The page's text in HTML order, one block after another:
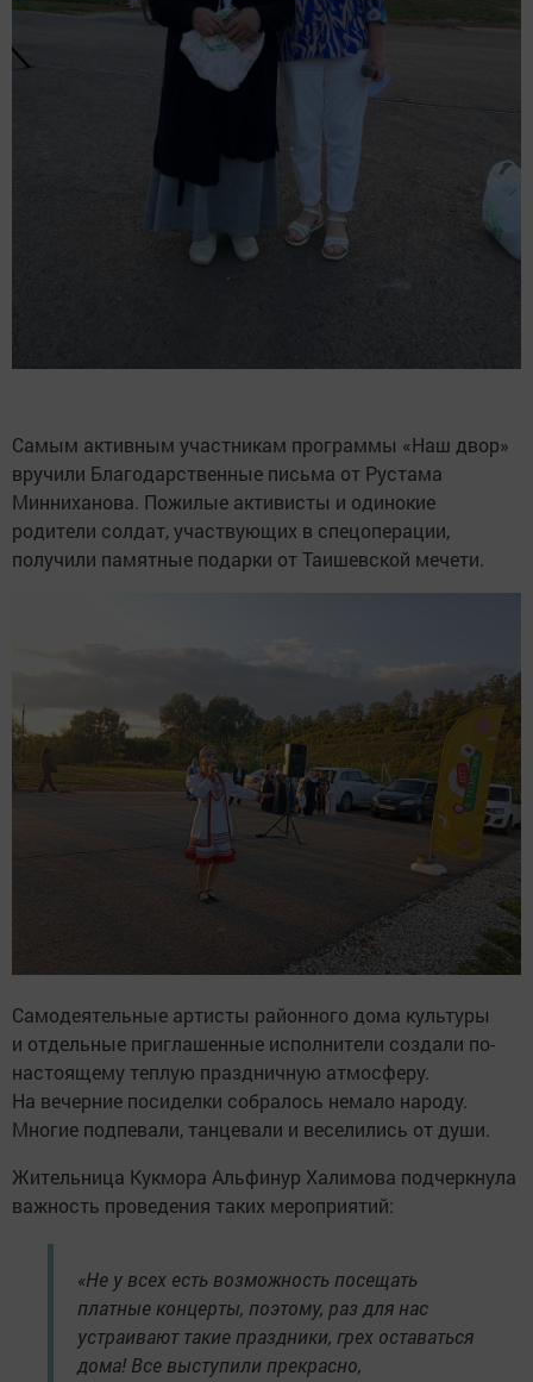
Самым активным участникам программы «Наш двор»
вручили Благодарственные письма от Рустама
Минниханова. Пожилые активисты и одинокие
родители солдат, участвующих в спецоперации,
получили памятные подарки от Таишевской мечети.
Самодеятельные артисты районного дома культуры
и отдельные приглашенные исполнители создали по-
настоящему теплую праздничную атмосферу.
На вечерние посиделки собралось немало народу.
Многие подпевали, танцевали и веселились от души.
Жительница Кукмора Альфинур Халимова подчеркнула
важность проведения таких мероприятий:
«Не у всех есть возможность посещать
платные концерты, поэтому, раз для нас
устраивают такие праздники, грех оставаться
дома! Все выступили прекрасно,